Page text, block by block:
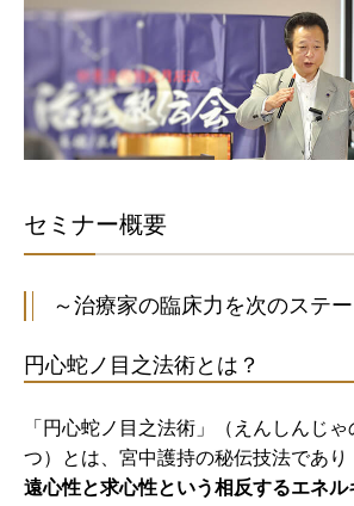
セミナー概要
～治療家の臨床力を次のステ
円心蛇ノ目之法術とは？
「円心蛇ノ目之法術」（えんしんじ
つ）とは、宮中護持の秘伝技法であり
遠心性と求心性という相反するエネル